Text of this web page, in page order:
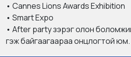
• Cannes Lions Awards Exhibition
• Smart Expo
• After party зэрэг олон
гэж байгаагаараа онцлогтой юм.